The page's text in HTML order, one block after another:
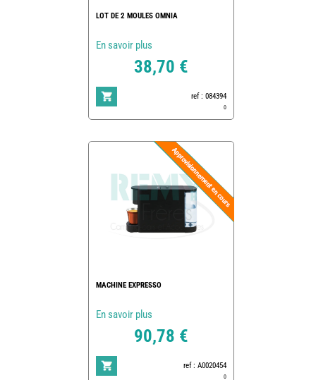
LOT DE 2 MOULES OMNIA
En savoir plus
38,70 €
ref : 084394
0
MACHINE EXPRESSO
En savoir plus
90,78 €
ref : A0020454
0